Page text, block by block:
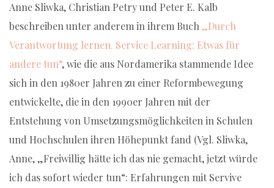
Anne Sliwka, Christian Petry und Peter E. Kalb
beschreiben unter anderem in ihrem Buch „Durch
Verantwortung lernen. Service Learning: Etwas für
andere tun“, wie die aus Nordamerika stammende Idee
sich in den 1980er Jahren zu einer Reformbewegung
entwickelte, die in den 1990er Jahren mit der
Entstehung von Umsetzungsmöglichkeiten in Schulen
und Hochschulen ihren Höhepunkt fand (Vgl. Sliwka,
Anne, „Freiwillig hätte ich das nie gemacht, jetzt würde
ich das sofort wieder tun“: Erfahrungen mit Servive